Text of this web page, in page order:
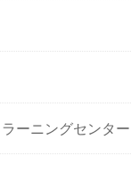
ーニングセンター